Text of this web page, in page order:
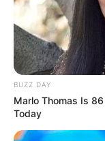
Tampil Lebih
Hasil
90 Tahun
BUZZ DAY
Marlo Thomas Is
Today